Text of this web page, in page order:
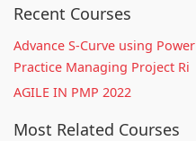
Recent Courses
Advance S-Curve using Power
Practice Managing Project Ri
AGILE IN PMP 2022
Most Related Courses